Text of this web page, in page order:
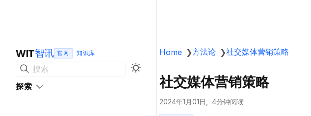
WIT智讯 官网
搜索
探索
Home ❯方法论 ❯社交媒体营销策略
社交媒体营销策略
2024年1月01日 4分钟阅读